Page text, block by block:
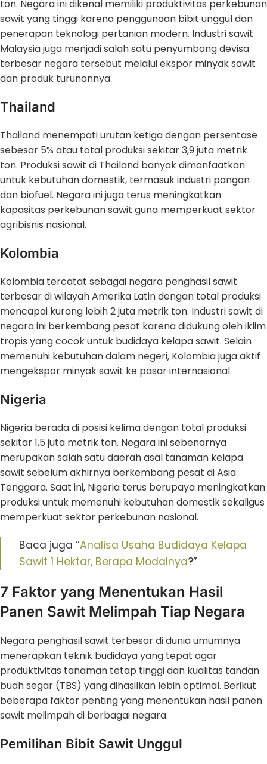
ton. Negara ini dikenal memiliki produktivitas perkebunan
sawit yang tinggi karena penggunaan bibit unggul dan
penerapan teknologi pertanian modern. Industri sawit
Malaysia juga menjadi salah satu penyumbang devisa
terbesar negara tersebut melalui ekspor minyak sawit
dan produk turunannya.
Thailand
Thailand menempati urutan ketiga dengan persentase
sebesar 5% atau total produksi sekitar 3,9 juta metrik
ton. Produksi sawit di Thailand banyak dimanfaatkan
untuk kebutuhan domestik, termasuk industri pangan
dan biofuel. Negara ini juga terus meningkatkan
kapasitas perkebunan sawit guna memperkuat sektor
agribisnis nasional.
Kolombia
Kolombia tercatat sebagai negara penghasil sawit
terbesar di wilayah Amerika Latin dengan total produksi
mencapai kurang lebih 2 juta metrik ton. Industri sawit di
negara ini berkembang pesat karena didukung oleh iklim
tropis yang cocok untuk budidaya kelapa sawit. Selain
memenuhi kebutuhan dalam negeri, Kolombia juga aktif
mengekspor minyak sawit ke pasar internasional.
Nigeria
Nigeria berada di posisi kelima dengan total produksi
sekitar 1,5 juta metrik ton. Negara ini sebenarnya
merupakan salah satu daerah asal tanaman kelapa
sawit sebelum akhirnya berkembang pesat di Asia
Tenggara. Saat ini, Nigeria terus berupaya meningkatkan
produksi untuk memenuhi kebutuhan domestik sekaligus
memperkuat sektor perkebunan nasional.
Baca juga “Analisa Usaha Budidaya Kelapa
Sawit 1 Hektar, Berapa Modalnya?”
7 Faktor yang Menentukan Hasil
Panen Sawit Melimpah Tiap Negara
Negara penghasil sawit terbesar di dunia umumnya
menerapkan teknik budidaya yang tepat agar
produktivitas tanaman tetap tinggi dan kualitas tandan
buah segar (TBS) yang dihasilkan lebih optimal. Berikut
beberapa faktor penting yang menentukan hasil panen
sawit melimpah di berbagai negara.
Pemilihan Bibit Sawit Unggul